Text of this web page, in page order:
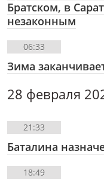
Братском, в
незаконным
06:33
Зима
28 февраля
21:33
Баталина
18:49